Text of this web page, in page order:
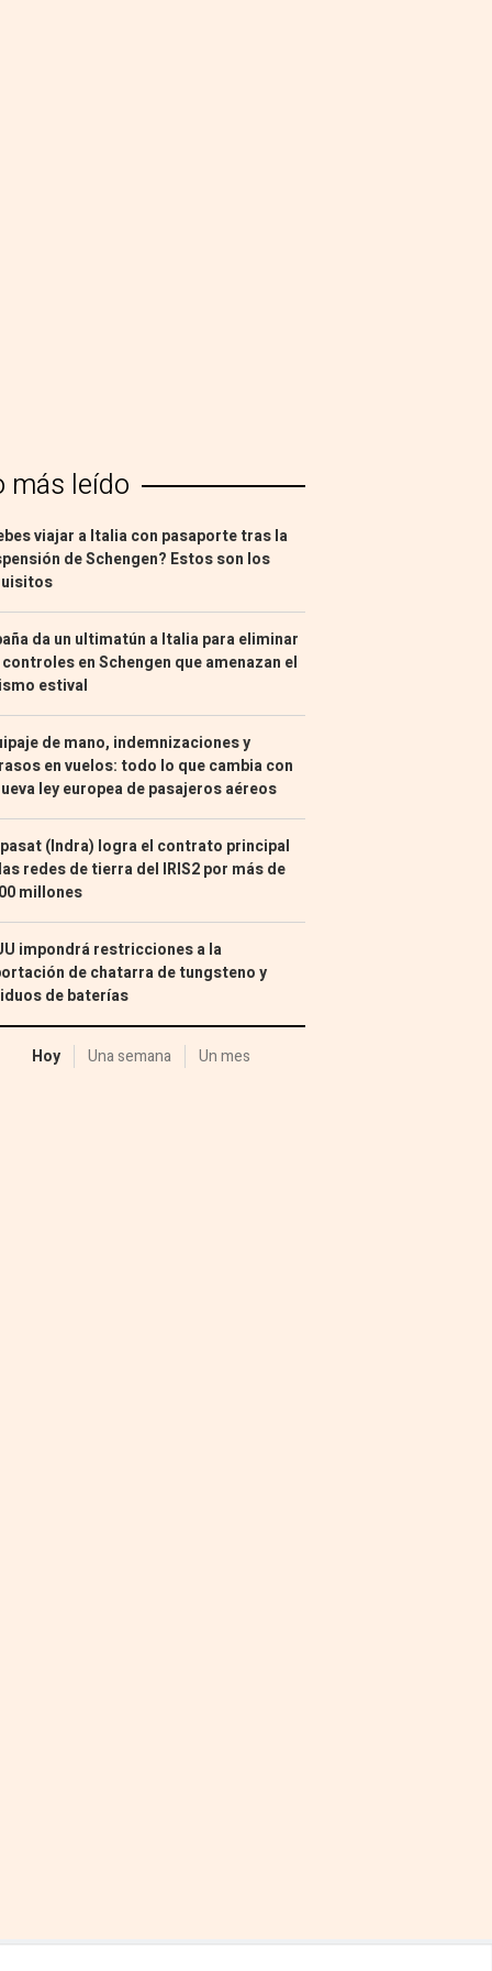
más leído
viajar a Italia con pasaporte tras la
de Schengen? Estos son los
da un ultimatún a Italia para eliminar
en Schengen que amenazan el
estival
de mano, indemnizaciones y
en vuelos: todo lo que cambia con
ley europea de pasajeros aéreos
(Indra) logra el contrato principal
redes de tierra del IRIS2 por más de
millones
impondrá restricciones a la
de chatarra de tungsteno y
de baterías
Hoy Una semana Un mes